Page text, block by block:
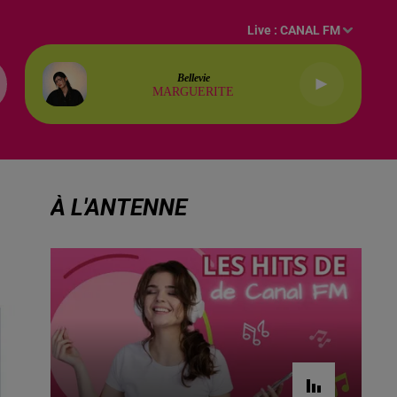
Live :CANAL FM
Bellevie
MARGUERITE
À L'ANTENNE